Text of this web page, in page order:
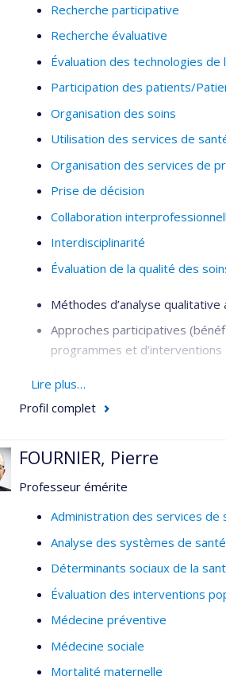
Recherche participative
Recherche évaluative
Évaluation des technologies de
Participation des patients/
Organisation des soins
Utilisation des services de
Organisation des services de
Prise de décision
Collaboration
Interdisciplinarité
Évaluation de la qualité des
Méthodes d’analyse
Approches participatives
programmes et
Analyse de politiques
Réalités autochtones urbaines
Lire plus…
Profil complet
FOURNIER, Pierre
Professeur émérite
Administration des services de
Analyse des systèmes de santé
Déterminants sociaux de la
Évaluation des interventions
Médecine préventive
Médecine sociale
Mortalité maternelle